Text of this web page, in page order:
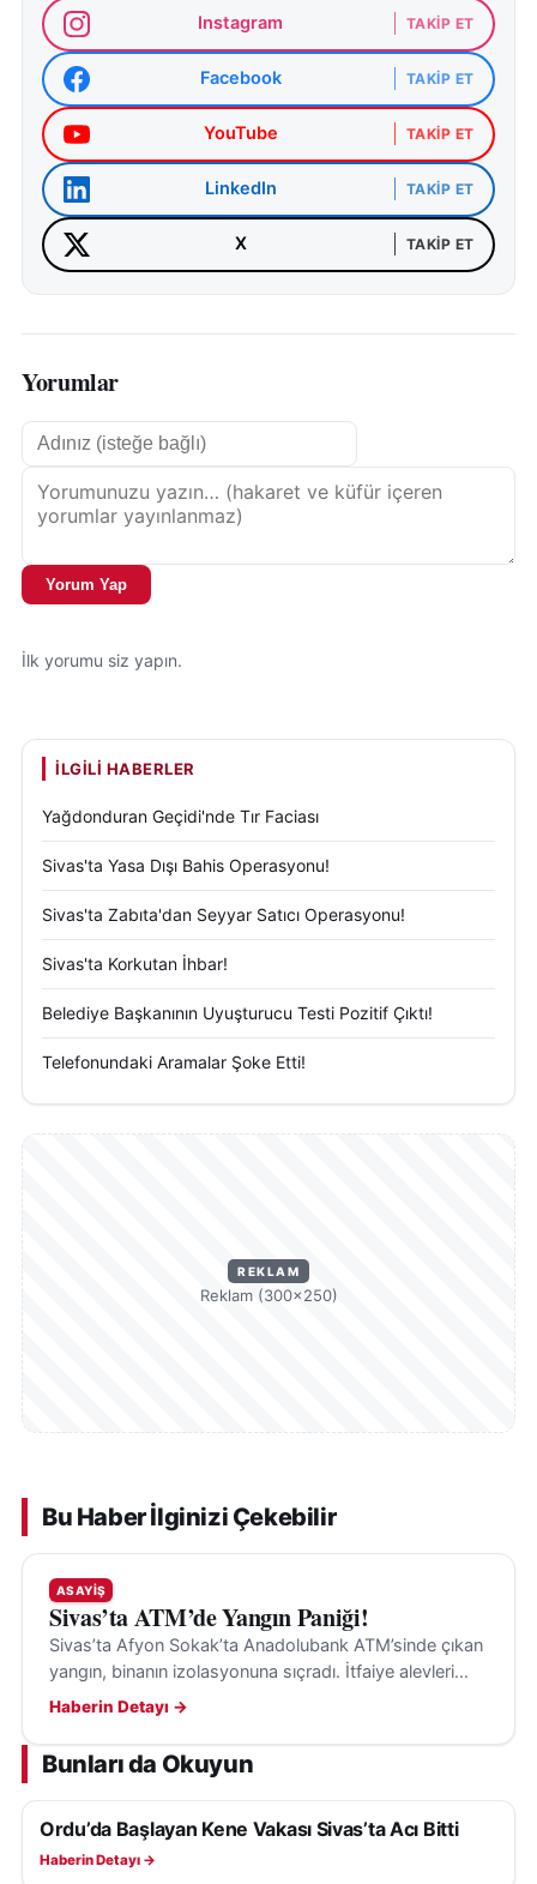
Instagram TAKIP ET
Facebook TAKIP ET
YouTube TAKIP ET
LinkedIn TAKIP ET
X TAKIP ET
Yorumlar
Yorum Yap
İlk yorumu siz yapın.
İLGILI HABERLER
Yağdonduran Geçidi'nde Tır Faciası
Sivas'ta Yasa Dışı Bahis Operasyonu!
Sivas'ta Zabıta'dan Seyyar Satıcı Operasyonu!
Sivas'ta Korkutan İhbar!
Belediye Başkanının Uyuşturucu Testi Pozitif Çıktı!
Telefonundaki Aramalar Şoke Etti!
REKLAM
Reklam (300×250)
Bu Haber İlginizi Çekebilir
ASAYIŞ
Sivas’ta ATM’de Yangın Paniği!
Sivas’ta Afyon Sokak’ta Anadolubank ATM’sinde çıkan
yangın, binanın izolasyonuna sıçradı. İtfaiye alevleri
büyümeden söndürürken çıkış nedeni araştırılıyor.
Haberin Detayı →
Bunları da Okuyun
ASAYIŞ
Ordu’da Başlayan Kene Vakası Sivas’ta Acı Bitti
Haberin Detayı →